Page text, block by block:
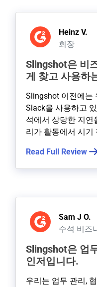
Heinz V.
회장
Slingshot은 비
게 찾고 사용하
Slingshot 이전에는
Slack을 사용하고
석에서 상당한 지연
리가 활동에서 시기
Read Full Review
Sam J O.
수석 비즈
Slingshot은 업
인저입니다.
우리는 업무 관리,